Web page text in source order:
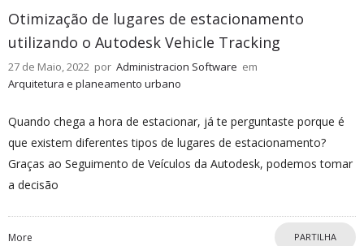
Otimização de lugares de estacionamento
utilizando o Autodesk Vehicle Tracking
27 de Maio, 2022 por Administracion Software em
Arquitetura e planeamento urbano
Quando chega a hora de estacionar, já te perguntaste porque é
que existem diferentes tipos de lugares de estacionamento?
Graças ao Seguimento de Veículos da Autodesk, podemos tomar
a decisão
More PARTILHA